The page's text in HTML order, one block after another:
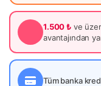
1.500 ₺ ve
avantajından
Tüm banka